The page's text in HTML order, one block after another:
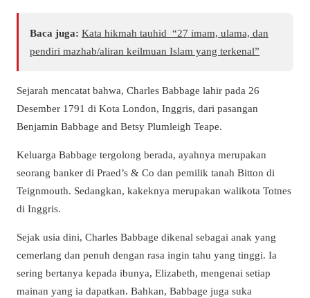
Baca juga: Kata hikmah tauhid “27 imam, ulama, dan
pendiri mazhab/aliran keilmuan Islam yang terkenal”
Sejarah mencatat bahwa, Charles Babbage lahir pada 26
Desember 1791 di Kota London, Inggris, dari pasangan
Benjamin Babbage and Betsy Plumleigh Teape.
Keluarga Babbage tergolong berada, ayahnya merupakan
seorang banker di Praed’s & Co dan pemilik tanah Bitton di
Teignmouth. Sedangkan, kakeknya merupakan walikota Totnes
di Inggris.
Sejak usia dini, Charles Babbage dikenal sebagai anak yang
cemerlang dan penuh dengan rasa ingin tahu yang tinggi. Ia
sering bertanya kepada ibunya, Elizabeth, mengenai setiap
mainan yang ia dapatkan. Bahkan, Babbage juga suka